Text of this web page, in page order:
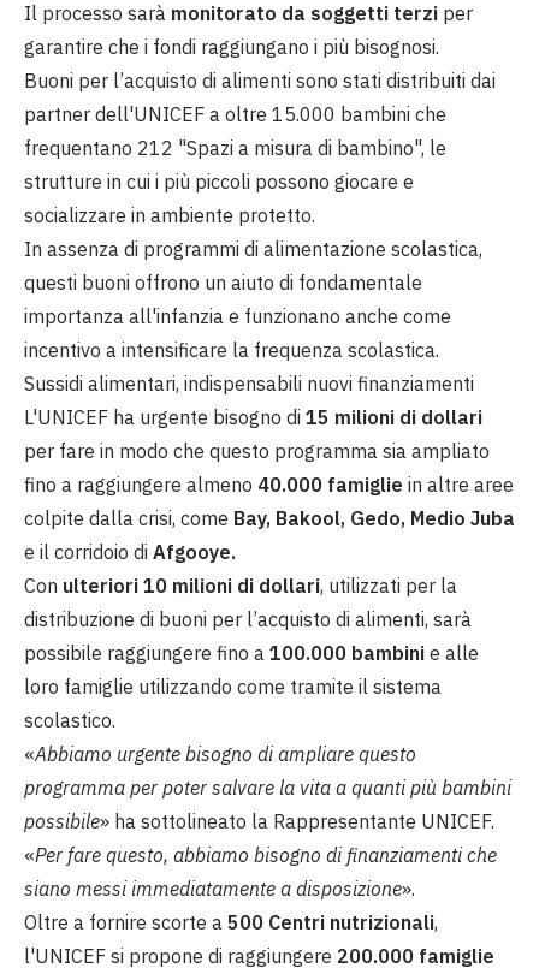
Il processo sarà monitorato da soggetti terzi per
garantire che i fondi raggiungano i più bisognosi.
Buoni per l’acquisto di alimenti sono stati distribuiti dai
partner dell'UNICEF a oltre 15.000 bambini che
frequentano 212 "Spazi a misura di bambino", le
strutture in cui i più piccoli possono giocare e
socializzare in ambiente protetto.
In assenza di programmi di alimentazione scolastica,
questi buoni offrono un aiuto di fondamentale
importanza all'infanzia e funzionano anche come
incentivo a intensificare la frequenza scolastica.
Sussidi alimentari, indispensabili nuovi finanziamenti
L'UNICEF ha urgente bisogno di 15 milioni di dollari
per fare in modo che questo programma sia ampliato
fino a raggiungere almeno 40.000 famiglie in altre aree
colpite dalla crisi, come Bay, Bakool, Gedo, Medio Juba
e il corridoio di Afgooye.
Con ulteriori 10 milioni di dollari, utilizzati per la
distribuzione di buoni per l’acquisto di alimenti, sarà
possibile raggiungere fino a 100.000 bambini e alle
loro famiglie utilizzando come tramite il sistema
scolastico.
«Abbiamo urgente bisogno di ampliare questo
programma per poter salvare la vita a quanti più bambini
possibile» ha sottolineato la Rappresentante UNICEF.
«Per fare questo, abbiamo bisogno di finanziamenti che
siano messi immediatamente a disposizione».
Oltre a fornire scorte a 500 Centri nutrizionali,
l'UNICEF si propone di raggiungere 200.000 famiglie